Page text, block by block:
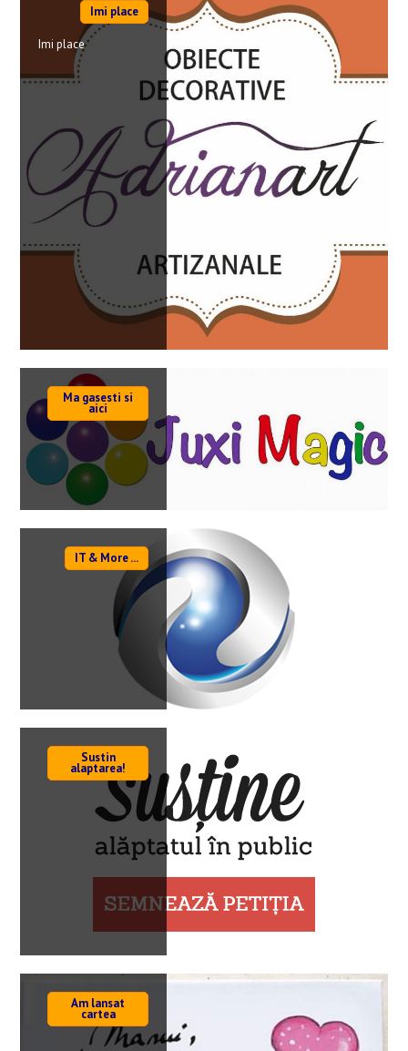
Imi place
Imi place
Ma gasesti si
aici
IT & More ...
Sustin
alaptarea!
Am lansat
cartea